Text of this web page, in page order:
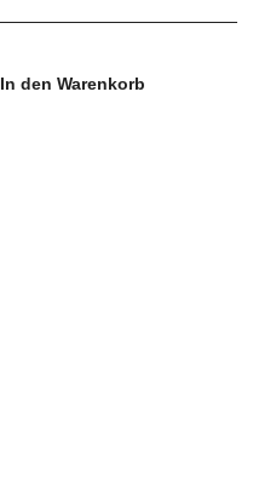
In den Warenkorb